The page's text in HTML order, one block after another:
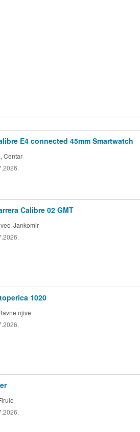
E4 connected 45mm Smartwatch
Centar
Calibre 02 GMT
Jankomir
1020
njive